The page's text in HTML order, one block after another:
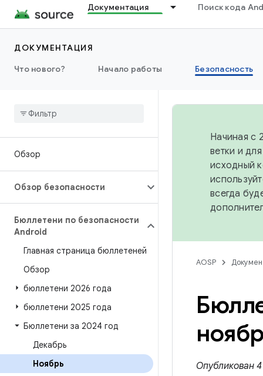
Документация Поиск кода
ДОКУМЕНТАЦИЯ
Что нового?
Начало работы Безопасность
Обзор
Обзор безопасности
Бюллетени по безопасности
Android
Главная страница бюллетеней
Обзор
бюллетени 2026 года
бюллетени 2025 года
Бюллетени за 2024 год
Декабрь
Ноябрь
Начиная с
ветки и
исходный
всегда
AOSP
Опубликован